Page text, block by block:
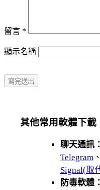
留言 *
顯示名稱
其他常用軟體下載
聊天通訊：
Telegram 、
Signal(取
防毒軟體：